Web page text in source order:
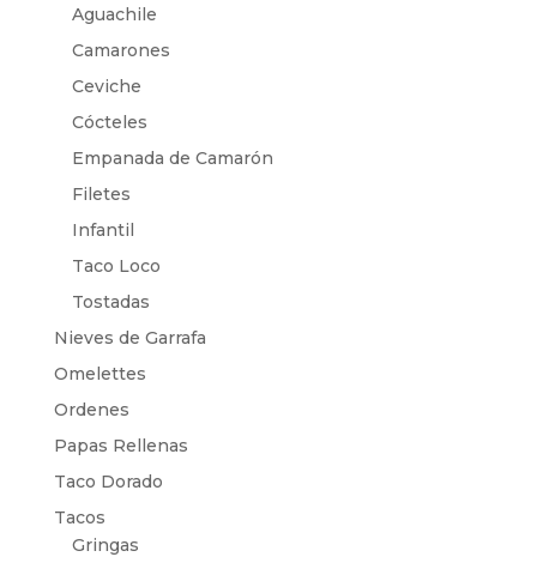
Aguachile
Camarones
Ceviche
Cócteles
Empanada de Camarón
Filetes
Infantil
Taco Loco
Tostadas
Nieves de Garrafa
Omelettes
Ordenes
Papas Rellenas
Taco Dorado
Tacos
Gringas